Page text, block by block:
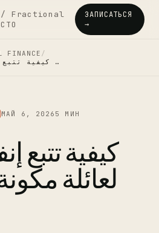
/ Fractional
CTO
ЗАПИСАТЬСЯ
→
FINANCE /
كيفية تتبع إنفاق البقالة لعائلة …
МАЙ 6, 2026 5 МИН
كيفية تتبع
لعائلة